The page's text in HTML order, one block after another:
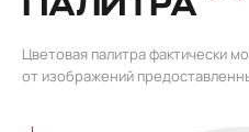
Цветовая палитра фактически
от изображений